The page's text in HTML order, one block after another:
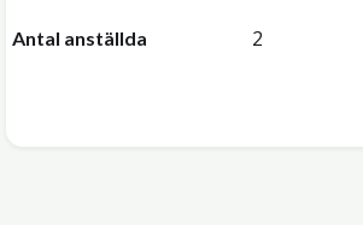
Antal anställda 2